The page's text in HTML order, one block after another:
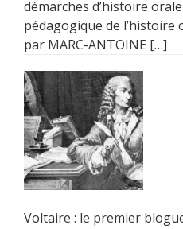
démarches d’histoire
pédagogique de l’histoire
par MARC-ANTOINE […]
Voltaire : le premier